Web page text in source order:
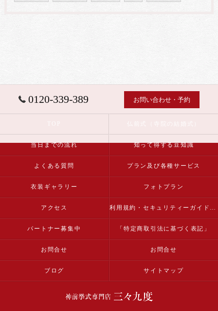
0120-339-389 お問い合わせ・予約
当日までの流れ 知って得する豆知識
よくある質問 プラン及び各種サービス
衣装ギャラリー フォトプラン
アクセス 利用規約・セキュリティーガイドライン
パートナー募集中 「特定商取引法に基づく表記」
お問合せ お問合せ
ブログ サイトマップ